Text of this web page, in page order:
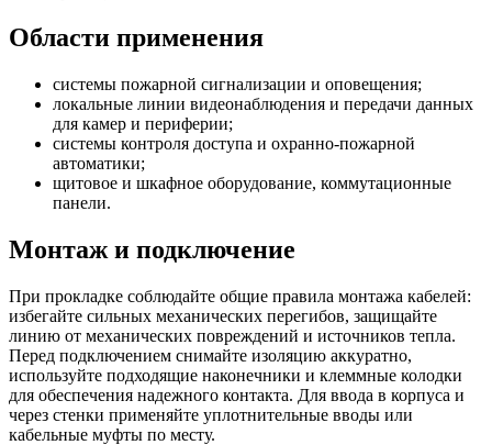
Области применения
системы пожарной сигнализации и оповещения;
локальные линии видеонаблюдения и передачи данных
для камер и периферии;
системы контроля доступа и охранно-пожарной
автоматики;
щитовое и шкафное оборудование, коммутационные
панели.
Монтаж и подключение
При прокладке соблюдайте общие правила монтажа кабелей:
избегайте сильных механических перегибов, защищайте
линию от механических повреждений и источников тепла.
Перед подключением снимайте изоляцию аккуратно,
используйте подходящие наконечники и клеммные колодки
для обеспечения надежного контакта. Для ввода в корпуса и
через стенки применяйте уплотнительные вводы или
кабельные муфты по месту.